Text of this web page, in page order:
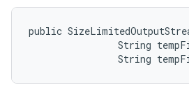
public
String
String